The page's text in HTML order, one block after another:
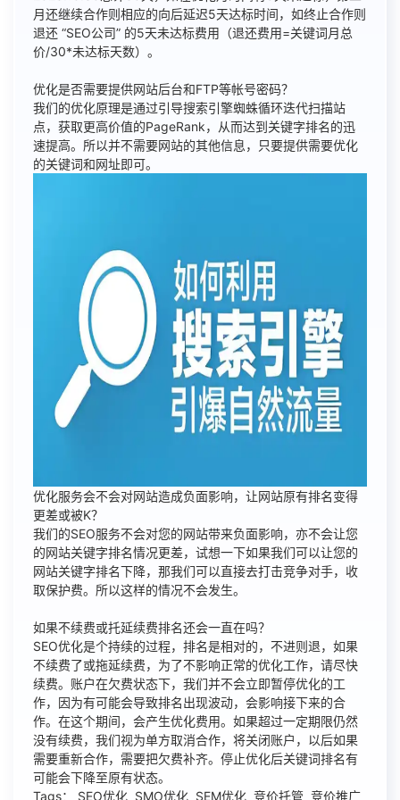
月还继续合作则相应的向后延迟5天达标时间，如终止合作则
退还 “SEO公司” 的5天未达标费用（退还费用=关键词月总
价/30*未达标天数）。
优化是否需要提供网站后台和FTP等帐号密码？
我们的优化原理是通过引导搜索引擎蜘蛛循环迭代扫描站
点，获取更高价值的PageRank，从而达到关键字排名的迅
速提高。所以并不需要网站的其他信息，只要提供需要优化
的关键词和网址即可。
优化服务会不会对网站造成负面影响，让网站原有排名变得
更差或被K？
我们的SEO服务不会对您的网站带来负面影响，亦不会让您
的网站关键字排名情况更差，试想一下如果我们可以让您的
网站关键字排名下降，那我们可以直接去打击竞争对手，收
取保护费。所以这样的情况不会发生。
如果不续费或托延续费排名还会一直在吗？
SEO优化是个持续的过程，排名是相对的，不进则退，如果
不续费了或拖延续费，为了不影响正常的优化工作，请尽快
续费。账户在欠费状态下，我们并不会立即暂停优化的工
作，因为有可能会导致排名出现波动，会影响接下来的合
作。在这个期间，会产生优化费用。如果超过一定期限仍然
没有续费，我们视为单方取消合作，将关闭账户，以后如果
需要重新合作，需要把欠费补齐。停止优化后关键词排名有
可能会下降至原有状态。
Tags： SEO优化 SMO优化 SEM优化 竞价托管 竞价推广